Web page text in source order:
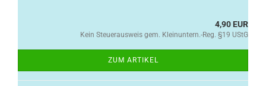
4,90 EUR
Kein Steuerausweis gem. Kleinuntern.-Reg. §19 UStG
ZUM ARTIKEL